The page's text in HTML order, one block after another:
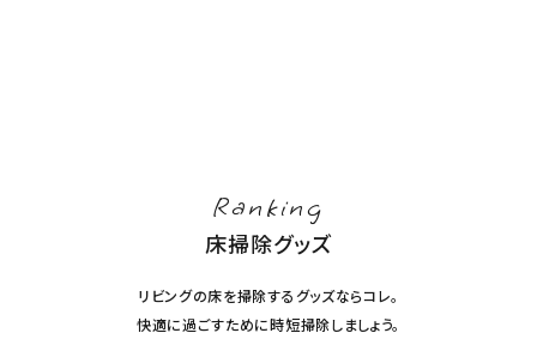
Ranking
床掃除グッズ
リビングの床を掃除するグッズならコレ。
快適に過ごすために時短掃除しましょう。